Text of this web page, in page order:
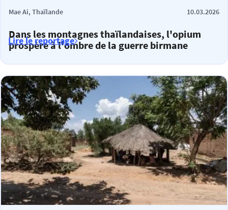
Mae Ai, Thaïlande 10.03.2026
Dans les montagnes thaïlandaises, l'opium
prospère à l'ombre de la guerre birmane
Lire le reportage